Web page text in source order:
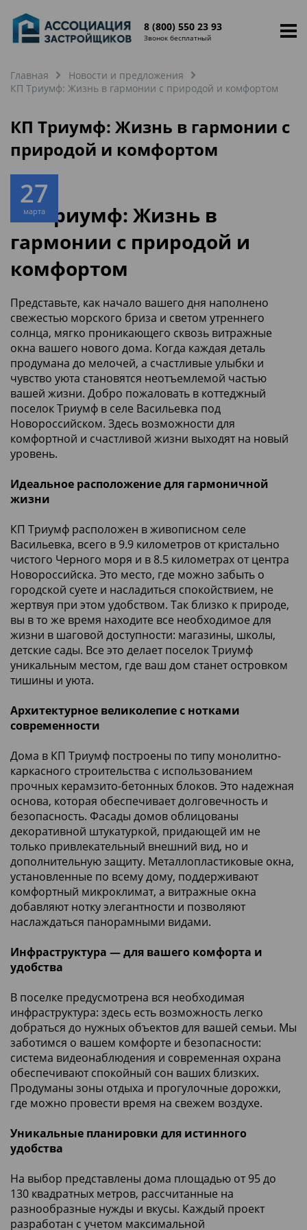
8 (800) 550 23 93
Звонок бесплатный
Главная
Новости и предложения
КП Триумф: Жизнь в гармонии с природой и комфортом
КП Триумф: Жизнь в гармонии с
природой и комфортом
27
марта
КП Триумф: Жизнь в
гармонии с природой и
комфортом
Представьте, как начало вашего дня наполнено
свежестью морского бриза и светом утреннего
солнца, мягко проникающего сквозь витражные
окна вашего нового дома. Когда каждая деталь
продумана до мелочей, а счастливые улыбки и
чувство уюта становятся неотъемлемой частью
вашей жизни. Добро пожаловать в коттеджный
поселок Триумф в селе Васильевка под
Новороссийском. Здесь возможности для
комфортной и счастливой жизни выходят на новый
уровень.
Идеальное расположение для гармоничной
жизни
КП Триумф расположен в живописном селе
Васильевка, всего в 9.9 километров от кристально
чистого Черного моря и в 8.5 километрах от центра
Новороссийска. Это место, где можно забыть о
городской суете и насладиться спокойствием, не
жертвуя при этом удобством. Так близко к природе,
вы в то же время находите все необходимое для
жизни в шаговой доступности: магазины, школы,
детские сады. Все это делает поселок Триумф
уникальным местом, где ваш дом станет островком
тишины и уюта.
Архитектурное великолепие с нотками
современности
Дома в КП Триумф построены по типу монолитно-
каркасного строительства с использованием
прочных керамзито-бетонных блоков. Это надежная
основа, которая обеспечивает долговечность и
безопасность. Фасады домов облицованы
декоративной штукатуркой, придающей им не
только привлекательный внешний вид, но и
дополнительную защиту. Металлопластиковые окна,
установленные по всему дому, поддерживают
комфортный микроклимат, а витражные окна
добавляют нотку элегантности и позволяют
наслаждаться панорамными видами.
Инфраструктура — для вашего комфорта и
удобства
В поселке предусмотрена вся необходимая
инфраструктура: здесь есть возможность легко
добраться до нужных объектов для вашей семьи. Мы
заботимся о вашем комфорте и безопасности:
система видеонаблюдения и современная охрана
обеспечивают спокойный сон ваших близких.
Продуманы зоны отдыха и прогулочные дорожки,
где можно провести время на свежем воздухе.
Уникальные планировки для истинного
удобства
На выбор представлены дома площадью от 95 до
130 квадратных метров, рассчитанные на
разнообразные нужды и вкусы. Каждый проект
разработан с учетом максимальной